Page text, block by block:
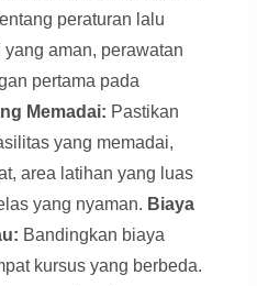
peraturan lalu
yang aman, perawatan
pertama pada
Memadai: Pastikan
yang memadai,
area latihan yang luas
yang nyaman. Biaya
Bandingkan biaya
kursus yang berbeda.